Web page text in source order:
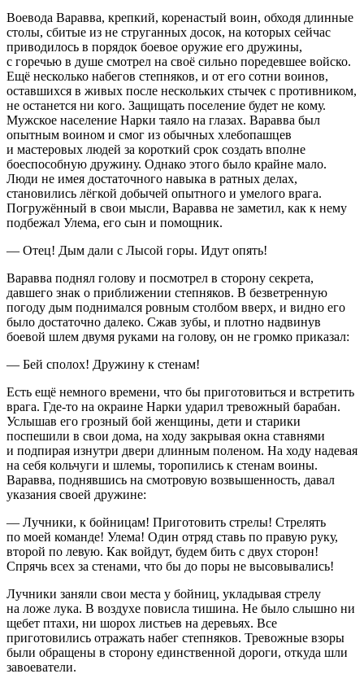
Воевода Варавва, крепкий, коренастый воин, обходя длинные
столы, сбитые из не струганных досок, на которых сейчас
приводилось в порядок боевое оружие его дружины,
с горечью в душе смотрел на своё сильно поредевшее войско.
Ещё несколько набегов степняков, и от его сотни воинов,
оставшихся в живых после нескольких стычек с противником,
не останется ни кого. Защищать поселение будет не кому.
Мужское население Нарки таяло на глазах. Варавва был
опытным воином и смог из обычных хлебопашцев
и мастеровых людей за короткий срок создать вполне
боеспособную дружину. Однако этого было крайне мало.
Люди не имея достаточного навыка в ратных делах,
становились лёгкой добычей опытного и умелого врага.
Погружённый в свои мысли, Варавва не заметил, как к нему
подбежал Улема, его сын и помощник.
— Отец! Дым дали с Лысой горы. Идут опять!
Варавва поднял голову и посмотрел в сторону секрета,
давшего знак о приближении степняков. В безветренную
погоду дым поднимался ровным столбом вверх, и видно его
было достаточно далеко. Сжав зубы, и плотно надвинув
боевой шлем двумя руками на голову, он не громко приказал:
— Бей сполох! Дружину к стенам!
Есть ещё немного времени, что бы приготовиться и встретить
врага. Где-то на окраине Нарки ударил тревожный барабан.
Услышав его грозный бой женщины, дети и старики
поспешили в свои дома, на ходу закрывая окна ставнями
и подпирая изнутри двери длинным поленом. На ходу надевая
на себя кольчуги и шлемы, торопились к стенам воины.
Варавва, поднявшись на смотровую возвышенность, давал
указания своей дружине:
— Лучники, к бойницам! Приготовить стрелы! Стрелять
по моей команде! Улема! Один отряд ставь по правую руку,
второй по левую. Как войдут, будем бить с двух сторон!
Спрячь всех за стенами, что бы до поры не высовывались!
Лучники заняли свои места у бойниц, укладывая стрелу
на ложе лука. В воздухе повисла тишина. Не было слышно ни
щебет птахи, ни шорох листьев на деревьях. Все
приготовились отражать набег степняков. Тревожные взоры
были обращены в сторону единственной дороги, откуда шли
завоеватели.